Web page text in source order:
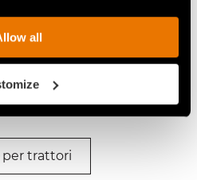
all
FORESTALE, FRESA E
FRANTUMASASSI
trattori